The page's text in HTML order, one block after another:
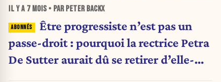
IL Y A 7 MOIS• PAR PETER BACKX
Être progressiste n’est pas un
passe-droit : pourquoi la rectrice Petra
De Sutter aurait dû se retirer d’elle-